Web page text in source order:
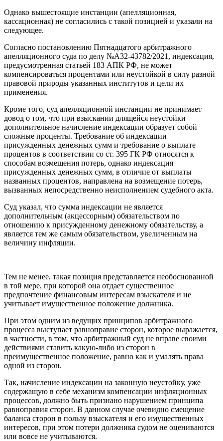
Однако вышестоящие инстанции (апелляционная,
кассационная) не согласились с такой позицией и указали на
следующее.
Согласно постановлению Пятнадцатого арбитражного
апелляционного суда по делу №А32-43782/2021, индексация,
предусмотренная статьей 183 АПК РФ, не может
компенсироваться процентами или неустойкой в силу разной
правовой природы указанных институтов и цели их
применения.
Кроме того, суд апелляционной инстанции не принимает
довод о том, что при взыскании длящейся неустойки
дополнительное начисление индексации образует собой
сложные проценты. Требование об индексации
присужденных денежных сумм и требование о выплате
процентов в соответствии со ст. 395 ГК РФ относятся к
способам возмещения потерь, однако индексация
присужденных денежных сумм, в отличие от выплаты
названных процентов, направлена на возмещение потерь,
вызванных непосредственно неисполнением судебного акта.
Суд указал, что сумма индексации не является
дополнительным (акцессорным) обязательством по
отношению к присужденному денежному обязательству, а
является тем же самым обязательством, увеличенным на
величину инфляции.
Тем не менее, такая позиция представляется необоснованной
в той мере, при которой она отдает существенное
предпочтение финансовым интересам взыскателя и не
учитывает имущественное положение должника.
При этом одним из ведущих принципов арбитражного
процесса выступает равноправие сторон, которое выражается,
в частности, в том, что арбитражный суд не вправе своими
действиями ставить какую-либо из сторон в
преимущественное положение, равно как и умалять права
одной из сторон.
Так, начисление индексации на законную неустойку, уже
содержащую в себе механизм компенсации инфляционных
процессов, должно быть признано нарушением принципа
равноправия сторон. В данном случае очевидно смещение
баланса сторон в пользу взыскателя и его имущественных
интересов, при этом потери должника судом не оцениваются
или вовсе не учитываются.